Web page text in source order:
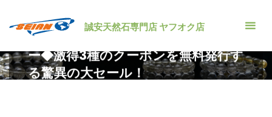
ン
ツ
誠安天然石専門店 ヤフオク店
凄い5日間◆プレミアム会員感謝デ
ー◆激得3種のクーポンを無料発行す
る驚異の大セール！